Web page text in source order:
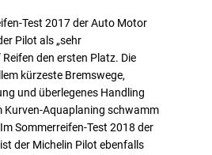
Test 2017 der Auto Motor
Pilot als „sehr
den ersten Platz. Die
kürzeste Bremswege,
und überlegenes Handling
Kurven-Aquaplaning schwamm
Sommerreifen-Test 2018 der
der Michelin Pilot ebenfalls